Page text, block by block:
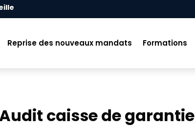
Reprise des nouveaux mandats Formations
caisse de garantie